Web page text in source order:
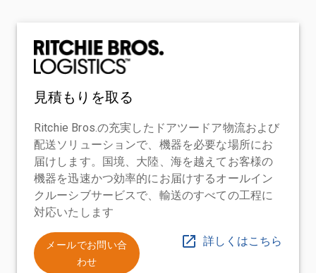
見積もりを取る
Ritchie Bros.の充実したドアツードア物流および
配送ソリューションで、機器を必要な場所にお
届けします。国境、大陸、海を越えてお客様の
機器を迅速かつ効率的にお届けするオールイン
クルーシブサービスで、輸送のすべての工程に
対応いたします
メールでお問い合
わせ
詳しくはこちら